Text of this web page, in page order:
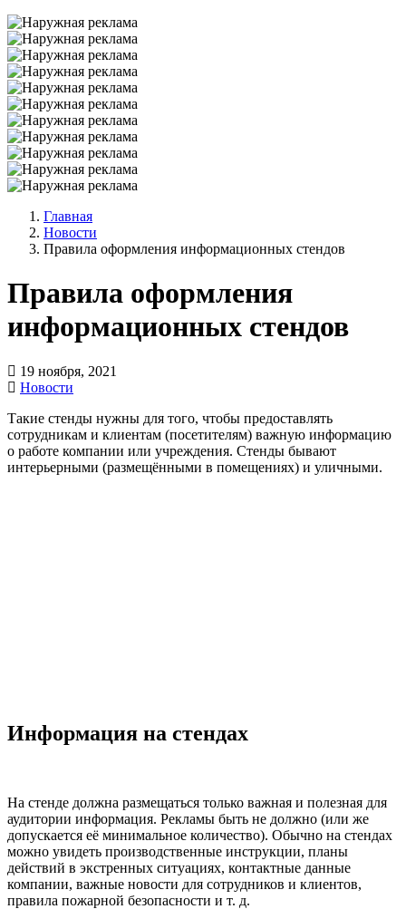
Главная
Новости
Правила оформления информационных стендов
Правила оформления
информационных стендов
19 ноября, 2021
Новости
Такие стенды нужны для того, чтобы предоставлять
сотрудникам и клиентам (посетителям) важную информацию
о работе компании или учреждения. Стенды бывают
интерьерными (размещёнными в помещениях) и уличными.
Информация на стендах
На стенде должна размещаться только важная и полезная для
аудитории информация. Рекламы быть не должно (или же
допускается её минимальное количество). Обычно на стендах
можно увидеть производственные инструкции, планы
действий в экстренных ситуациях, контактные данные
компании, важные новости для сотрудников и клиентов,
правила пожарной безопасности и т. д.